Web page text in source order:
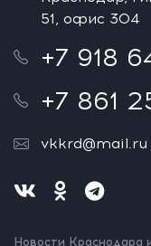
51, офис 304
+7 918
+7 861
vkkrd@mail.ru
Новости Краснодара